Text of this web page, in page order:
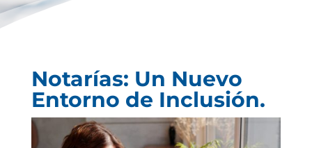
Notarías: Un Nuevo
Entorno de Inclusión.